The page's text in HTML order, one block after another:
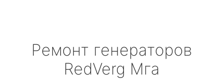
Ремонт генераторов
RedVerg Мга